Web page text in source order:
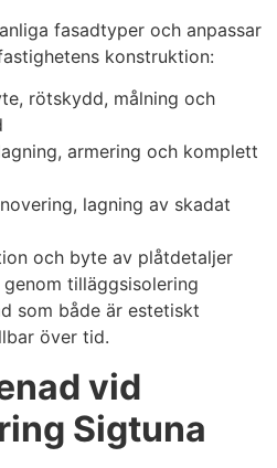
fasadtyper och anpassar
konstruktion:
rötskydd, målning och
armering och komplett
lagning av skadat
och byte av plåtdetaljer
tilläggsisolering
som både är estetiskt
över tid.
vid
Sigtuna